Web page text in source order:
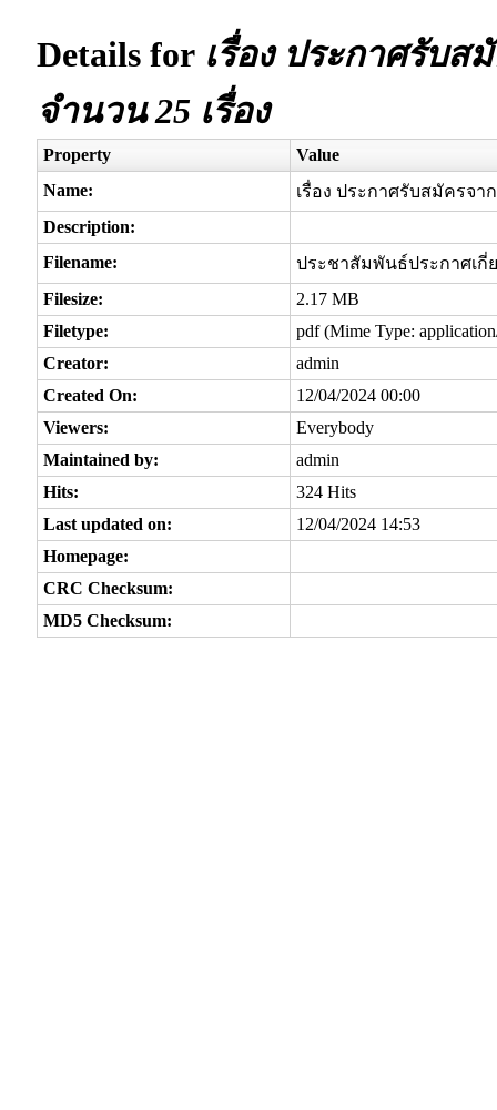
Details for เรื่อง ประกาศรับส
จำนวน 25 เรื่อง
Property
Value
Name:
เรื่อง ประกาศรับสมัครจา
Description:
Filename:
ประชาสัมพันธ์ประกาศเกี่
Filesize:
2.17 MB
Filetype:
pdf (Mime Type:
Creator:
admin
Created On:
12/04/2024 00:00
Viewers:
Everybody
Maintained by:
admin
Hits:
324 Hits
Last updated on:
12/04/2024 14:53
Homepage:
CRC Checksum:
MD5 Checksum: